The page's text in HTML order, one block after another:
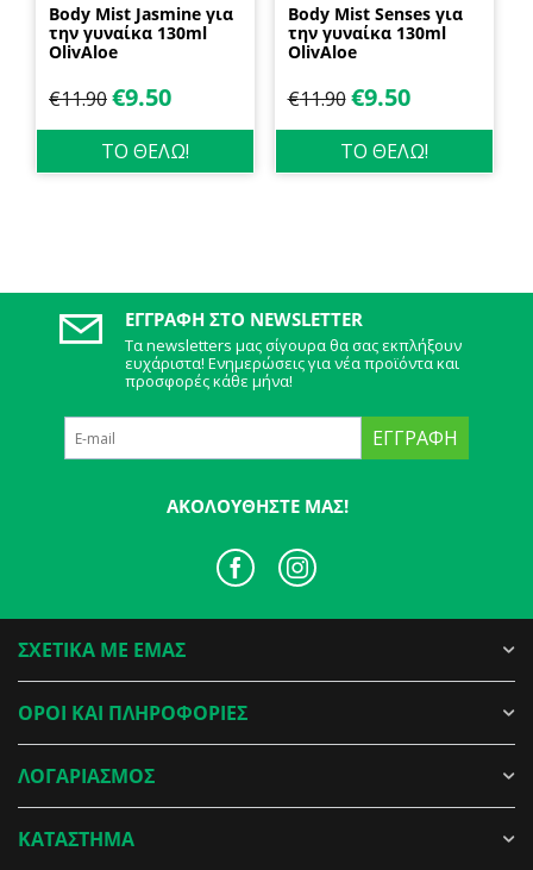
Body Mist Jasmine για
την γυναίκα 130ml
OlivAloe
€11.90€9.50
ΤΟ ΘΕΛΩ!
Body Mist Senses για
την γυναίκα 130ml
OlivAloe
€11.90 €9.50
ΤΟ ΘΕΛΩ!
ΕΓΓΡΑΦΉ ΣΤΟ NEWSLETTER
Τα newsletters μας σίγουρα θα σας εκπλήξουν
ευχάριστα! Ενημερώσεις για νέα προϊόντα και
προσφορές κάθε μήνα!
ΕΓΓΡΑΦΉ
ΑΚΟΛΟΥΘΉΣΤΕ ΜΑΣ!
ΣΧΕΤΙΚΑ ΜΕ ΕΜΑΣ
ΟΡΟΙ ΚΑΙ ΠΛΗΡΟΦΟΡΙΕΣ
ΛΟΓΑΡΙΑΣΜΟΣ
ΚΑΤΑΣΤΗΜΑ